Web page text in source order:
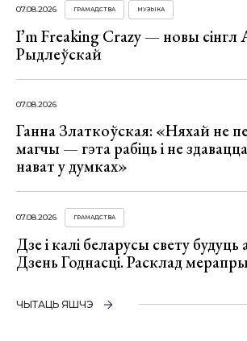
07.08.2026 ГРАМАДСТВА МУЗЫКА
I’m Freaking Crazy — новы сінгл
Рыдлеўскай
07.08.2026
Ганна Златкоўская: «Няхай не
магчы — гэта рабіць і не
нават у думках»
07.08.2026 ГРАМАДСТВА
Дзе і калі беларусы свету будуць
Дзень Годнасці. Расклад
ЧЫТАЦЬ ЯШЧЭ